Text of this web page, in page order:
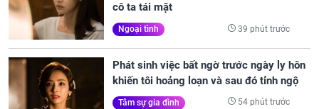
cô ta tái mặt
Ngoại tình 39 phút trước
Phát sinh việc bất ngờ trước ngày ly hôn
khiến tôi hoảng loạn và sau đó tỉnh ngộ
Tâm sự gia đình 54 phút trước